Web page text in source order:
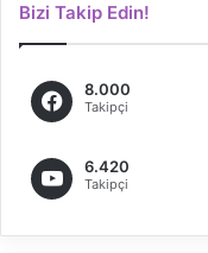
Bizi Takip Edin!
8.000
Takipçi
6.420
Takipçi